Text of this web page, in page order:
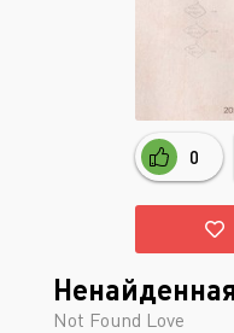
0
Not Found Love